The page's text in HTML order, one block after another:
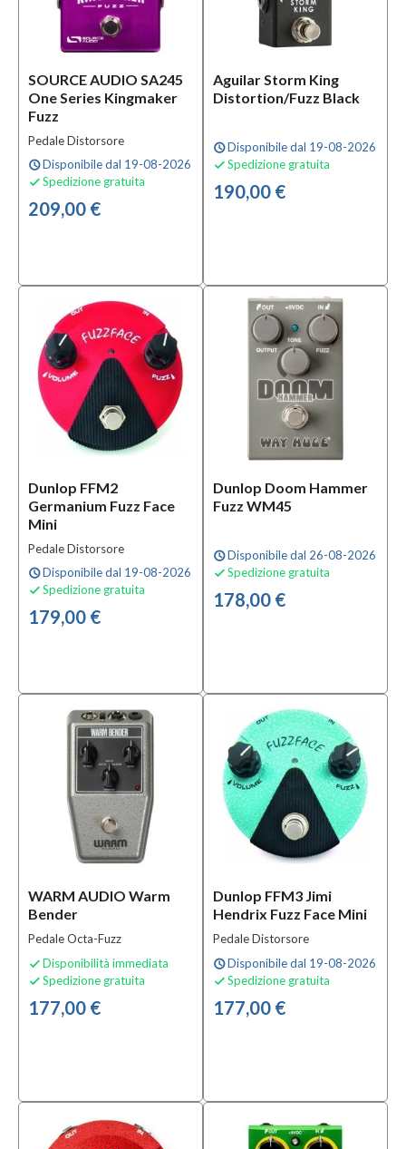
SOURCE AUDIO SA245
One Series Kingmaker
Fuzz
Pedale Distorsore
scheduleDisponibile dal 19-08-2026
 Spedizione gratuita
209,00 €
Aguilar Storm King
Distortion/fuzz Black
scheduleDisponibile dal 19-08-2026
 Spedizione gratuita
190,00 €
Dunlop FFM2
Germanium Fuzz Face
Mini
Pedale Distorsore
scheduleDisponibile dal 19-08-2026
 Spedizione gratuita
179,00 €
Dunlop Doom Hammer
Fuzz WM45
scheduleDisponibile dal 26-08-2026
 Spedizione gratuita
178,00 €
WARM AUDIO Warm
Bender
Pedale Octa-Fuzz
 Disponibilità immediata
 Spedizione gratuita
177,00 €
Dunlop FFM3 Jimi
Hendrix Fuzz Face Mini
Pedale Distorsore
scheduleDisponibile dal 19-08-2026
 Spedizione gratuita
177,00 €